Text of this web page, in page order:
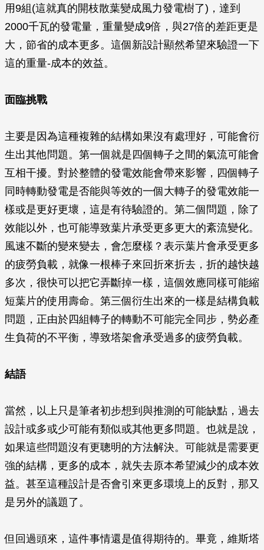
用9組(這就真的開枝散葉變成風力發電樹了)，達到
2000千瓦的發電量，重量變成9倍，與27倍的差距更是
大，節省的成本更多。這個新設計顯然希望來驗證一下
這的重量-成本的效益。
面臨挑戰
主要是因為這種複雜的結構如果沒有處理好，可能會衍
生出其他問題。第一個就是四個轉子之間的氣流可能會
互相干擾。對於整體的發電效能會帶來影響，四個轉子
同時轉動發電是否能與等效的一個大轉子的發電效能一
樣或是更好更壞，這是有待驗證的。第二個問題，除了
效能以外，也可能導致葉片承受更多更大的紊流變化。
風速不斷的變來變去，會怎麼樣？表示葉片會承受更多
的疲勞負載，就像一根棒子來回折來折去，折的越快越
多次，很快可以把它弄斷掉一樣，這個效應同樣可能縮
短葉片的使用壽命。第三個衍生出來的一樣是結構負載
問題，正由於四組轉子的轉動不可能完全同步，勢必產
生負荷的不平衡，導致塔架會承受過多的疲勞負載。
結語
當然，以上只是筆者初步想到與推測的可能缺點，過去
設計或多或少可能有類似或其他更多問題。也就是說，
如果這些問題沒有更聰明的方法解決。可能就是需要更
強的結構，更多的成本，就失去原本希望減少的成本效
益。甚至這種設計是否會引來更多環境上的反對，那又
是另外的議題了。
但回過頭來，這件事情還是值得期待的。畢竟，維斯塔